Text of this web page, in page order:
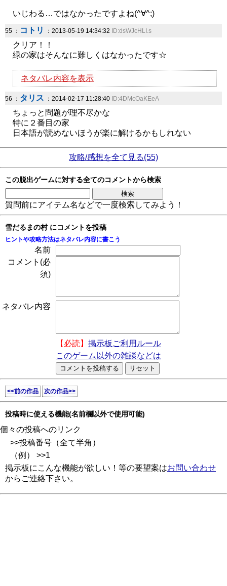
いじわる…ではなかったですよね(^∀^;)
55 ： コトリ ：2013-05-19 14:34:32 ID:dsWJcHLI.s
クリア！！
緑の家はそんなに難しくはなかったです☆
ネタバレ内容を表示
56 ： タリス ：2014-02-17 11:28:40 ID:4DMcOaKEeA
ちょっと問題が理不尽かな
特に２番目の家
日本語が読めないほうが楽に解けるかもしれない
攻略/感想を全て見る(55)
この脱出ゲームに対する全てのコメントから検索
質問前にアイテム名などで一度検索してみよう！
雪だるまの村 にコメントを投稿
ヒントや攻略方法はネタバレ内容に書こう
名前
コメント(必
須)
ネタバレ内容
【必読】 掲示板ご利用ルール
このゲーム以外の雑談などは
<<前の作品 次の作品>>
投稿時に使える機能(名前欄以外で使用可能)
個々の投稿へのリンク
>>投稿番号（全て半角）
（例） >>1
掲示板にこんな機能が欲しい！等の要望案はお問い合わせ
からご連絡下さい。